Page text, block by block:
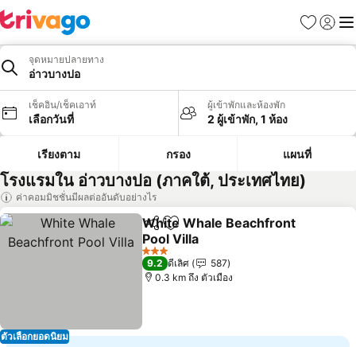
รายการโป
เข้าสู่ร
เมนู
จุดหมายปลายทาง
อ่าวบางปอ
เช็คอิน/เช็คเอาท์
เลือกวันที่
ผู้เข้าพักและห้องพัก
2 ผู้เข้าพัก, 1 ห้อง
เรียงตาม กรอง แผนที่
โรงแรมใน อ่าวบางปอ (ภาคใต้, ประเทศไทย)
ค่าคอมมิชชั่นมีผลต่ออันดับอย่างไร
ตัวเลือกยอดนิยม
แชร์ เพิ่มในรายการโปรด
White Whale Beachfront
Pool Villa
ดูราคา
3 ดาว
9.2 ดีเลิศ
587
0.3 km ถึง ตัวเมือง